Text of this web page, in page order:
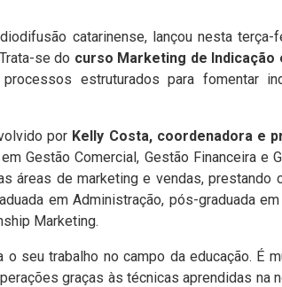
catarinense, lançou nesta
Trata-se do curso Marketing de
estruturados para fomentar
por Kelly Costa, coordenadora e
Gestão Comercial, Gestão Financeira e
áreas de marketing e vendas, prestando
em Administração, pós-graduada
Marketing.
o seu trabalho no campo da educação. É
graças às técnicas aprendidas na